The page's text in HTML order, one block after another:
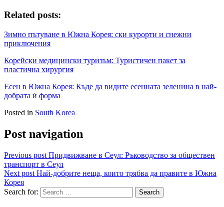
Related posts:
Зимно пътуване в Южна Корея: ски курорти и снежни
приключения
Корейски медицински туризъм: Туристичен пакет за
пластична хирургия
Есен в Южна Корея: Къде да видите есенната зеленина в най-
добрата ѝ форма
Posted in South Korea
Post navigation
Previous post Придвижване в Сеул: Ръководство за обществен
транспорт в Сеул
Next post Най-добрите неща, които трябва да правите в Южна
Корея
Search for: